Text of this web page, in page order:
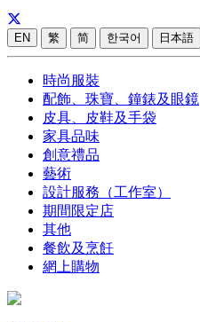
EN 繁 简 한국어 日本語
時尚服裝
配飾、珠寶、鐘錶及眼鏡
皮具、皮鞋及手袋
家具品味
創意禮品
藝術
設計服務（工作室）
期間限定店
其他
餐飲及烹飪
網上購物